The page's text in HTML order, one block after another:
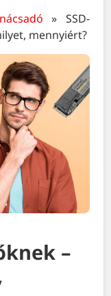
» SSD-
mennyiért?
–